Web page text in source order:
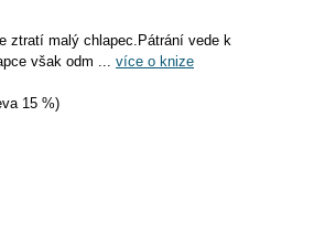
ztratí malý chlapec.Pátrání vede k
však odm ... více o knize
15 %)